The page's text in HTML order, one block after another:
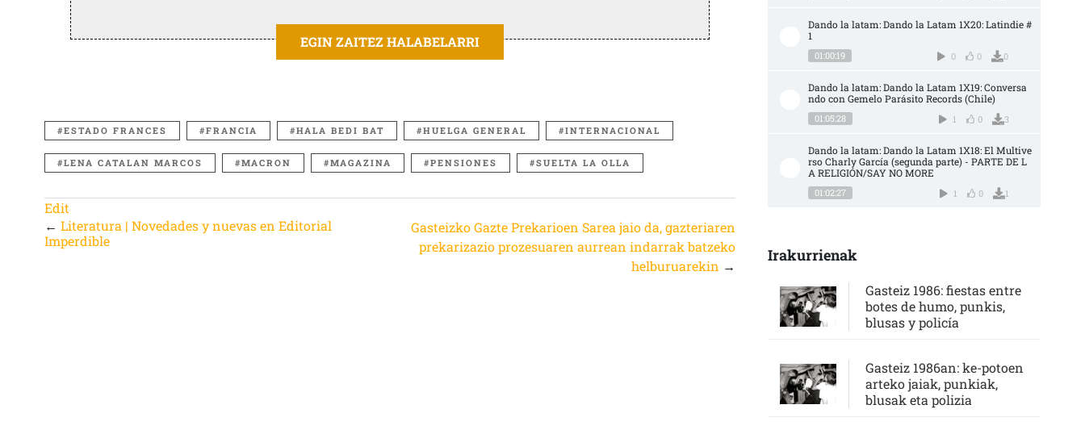
EGIN ZAITEZ HALABELARRI
ESTADO FRANCES FRANCIA HALA BEDI BAT HUELGA GENERAL INTERNACIONAL
LENA CATALAN MARCOS MACRON MAGAZINA PENSIONES SUELTA LA OLLA
Edit
←Literatura | Novedades y nuevas en Editorial
Imperdible
Gasteizko Gazte Prekarioen Sarea jaio da, gazteriaren
prekarizazio prozesuaren aurrean indarrak batzeko
helburuarekin →
Dando la latam: Dando la Latam 1X20: Latindie #
1
01:00:19 0 0 0
Dando la latam: Dando la Latam 1X19: Conversa
ndo con Gemelo Parásito Records (Chile)
01:05:28 1 0 3
Dando la latam: Dando la Latam 1X18: El Multive
rso Charly García (segunda parte) - PARTE DE L
A RELIGIÓN/SAY NO MORE
01:02:27 1 0 1
Irakurrienak
Gasteiz 1986: fiestas entre
botes de humo, punkis,
blusas y policía
Gasteiz 1986an: ke-potoen
arteko jaiak, punkiak,
blusak eta polizia